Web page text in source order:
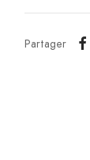
Partager